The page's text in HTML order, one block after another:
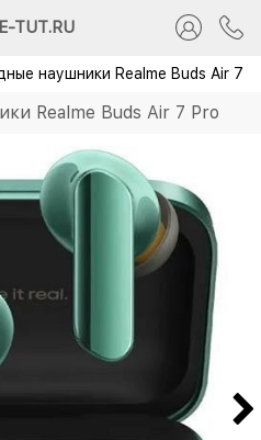
TUT.RU
наушники Realme Buds Air 7
Realme Buds Air 7 Pro
Новинка